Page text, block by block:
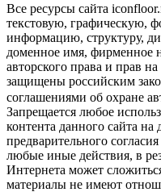
Все ресурсы сайта
текстовую, графическую,
информацию, структуру,
доменное имя, фирменное
авторского права и прав
защищены российским
соглашениями об охране
Запрещается любое
контента данного сайта на
предварительного
любые иные действия, в
Интернета может
материалы не имеют